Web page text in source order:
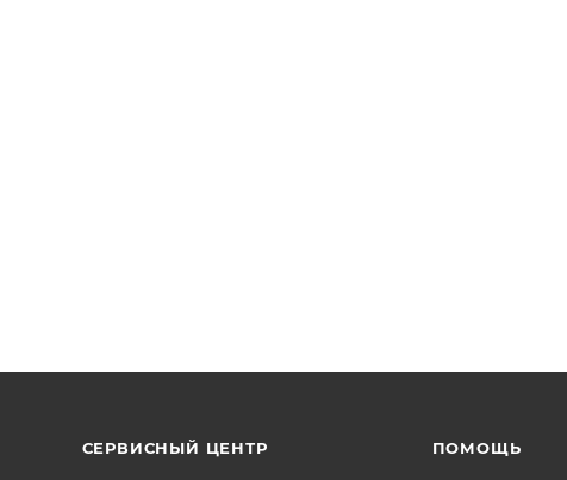
СЕРВИСНЫЙ ЦЕНТР
ПОМОЩЬ